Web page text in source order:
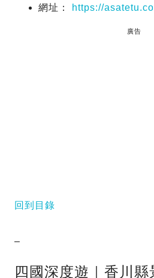
網址： https://
廣告
回到目錄
–
四國深度遊｜香川縣